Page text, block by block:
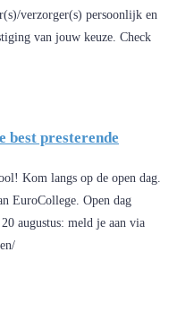
verzorger(s) persoonlijk en
van jouw keuze. Check
best presterende
Kom langs op de open dag.
EuroCollege. Open dag
augustus: meld je aan via